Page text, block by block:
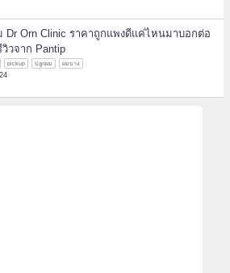
Dr Orn Clinic ราคาถูกแพงดีแค่ไหนมาบอกต่อ
วจาก Pantip
pickup ปลูกผม ผมบาง